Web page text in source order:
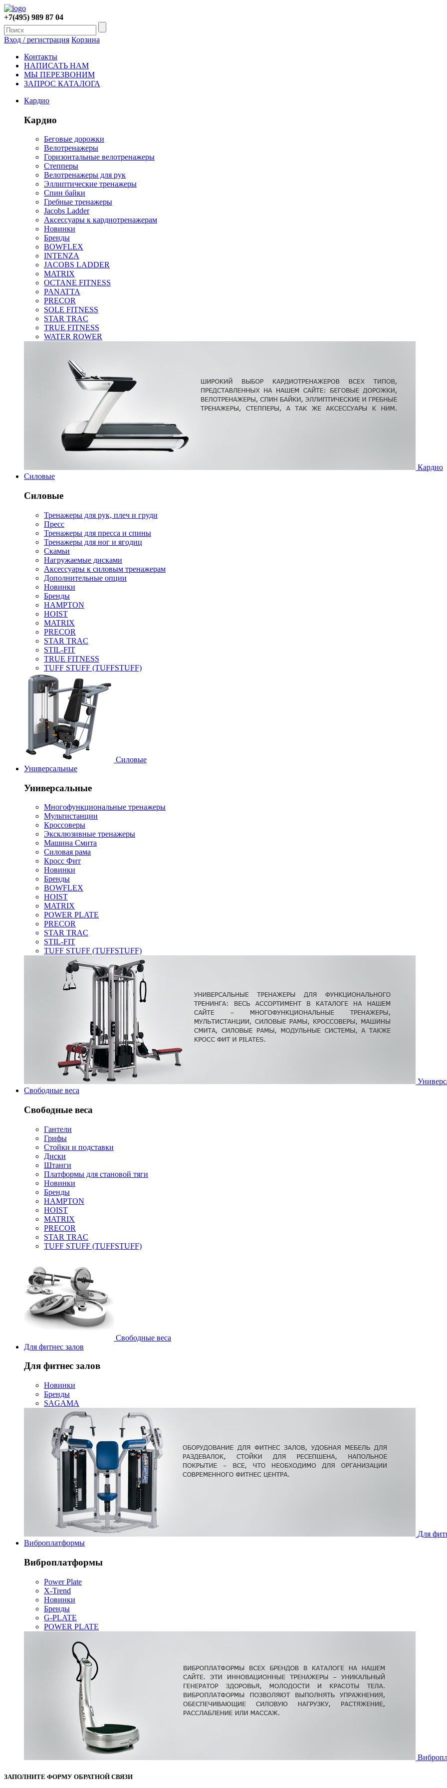
+7(495) 989 87 04
Вход / регистрация Корзина
Контакты
НАПИСАТЬ НАМ
МЫ ПЕРЕЗВОНИМ
ЗАПРОС КАТАЛОГА
Кардио
Кардио
Беговые дорожки
Велотренажеры
Горизонтальные велотренажеры
Степперы
Велотренажеры для рук
Эллиптические тренажеры
Спин байки
Гребные тренажеры
Jacobs Ladder
Аксессуары к кардиотренажерам
Новинки
Бренды
BOWFLEX
INTENZA
JACOBS LADDER
MATRIX
OCTANE FITNESS
PANATTA
PRECOR
SOLE FITNESS
STAR TRAC
TRUE FITNESS
WATER ROWER
Кардио
Силовые
Силовые
Тренажеры для рук, плеч и груди
Пресс
Тренажеры для пресса и спины
Тренажеры для ног и ягодиц
Скамьи
Нагружаемые дисками
Аксессуары к силовым тренажерам
Дополнительные опции
Новинки
Бренды
HAMPTON
HOIST
MATRIX
PRECOR
STAR TRAC
STIL-FIT
TRUE FITNESS
TUFF STUFF (TUFFSTUFF)
Силовые
Универсальные
Универсальные
Многофункциональные тренажеры
Мультистанции
Кроссоверы
Эксклюзивные тренажеры
Машина Смита
Силовая рама
Кросс Фит
Новинки
Бренды
BOWFLEX
HOIST
MATRIX
POWER PLATE
PRECOR
STAR TRAC
STIL-FIT
TUFF STUFF (TUFFSTUFF)
Свободные веса
Свободные веса
Гантели
Грифы
Стойки и подставки
Диски
Штанги
Платформы для становой тяги
Новинки
Бренды
HAMPTON
HOIST
MATRIX
PRECOR
STAR TRAC
TUFF STUFF (TUFFSTUFF)
Свободные веса
Для фитнес залов
Для фитнес залов
Новинки
Бренды
SAGAMA
Для
Виброплатформы
Виброплатформы
Power Plate
X-Trend
Новинки
Бренды
G-PLATE
POWER PLATE
ЗАПОЛНИТЕ ФОРМУ ОБРАТНОЙ СВЯЗИ